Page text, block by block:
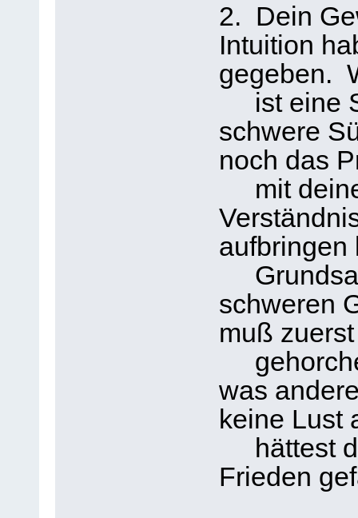
2. Dein
Intuition
gegeben.
ist eine
schwere
noch das
mit
aufbringen
schweren
muß
was
keine Lust
hättest
Frieden